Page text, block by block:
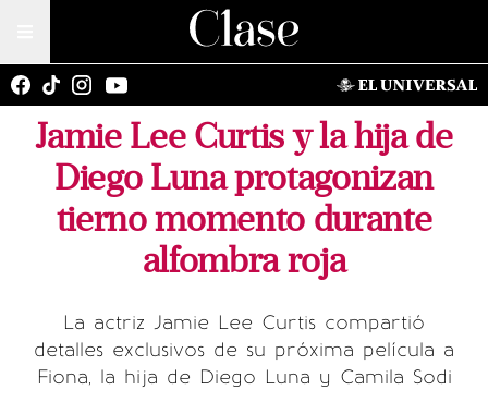
Jamie Lee Curtis y la hija de
Diego Luna protagonizan
tierno momento durante
alfombra roja
La actriz Jamie Lee Curtis compartió
detalles exclusivos de su próxima película a
Fiona, la hija de Diego Luna y Camila Sodi